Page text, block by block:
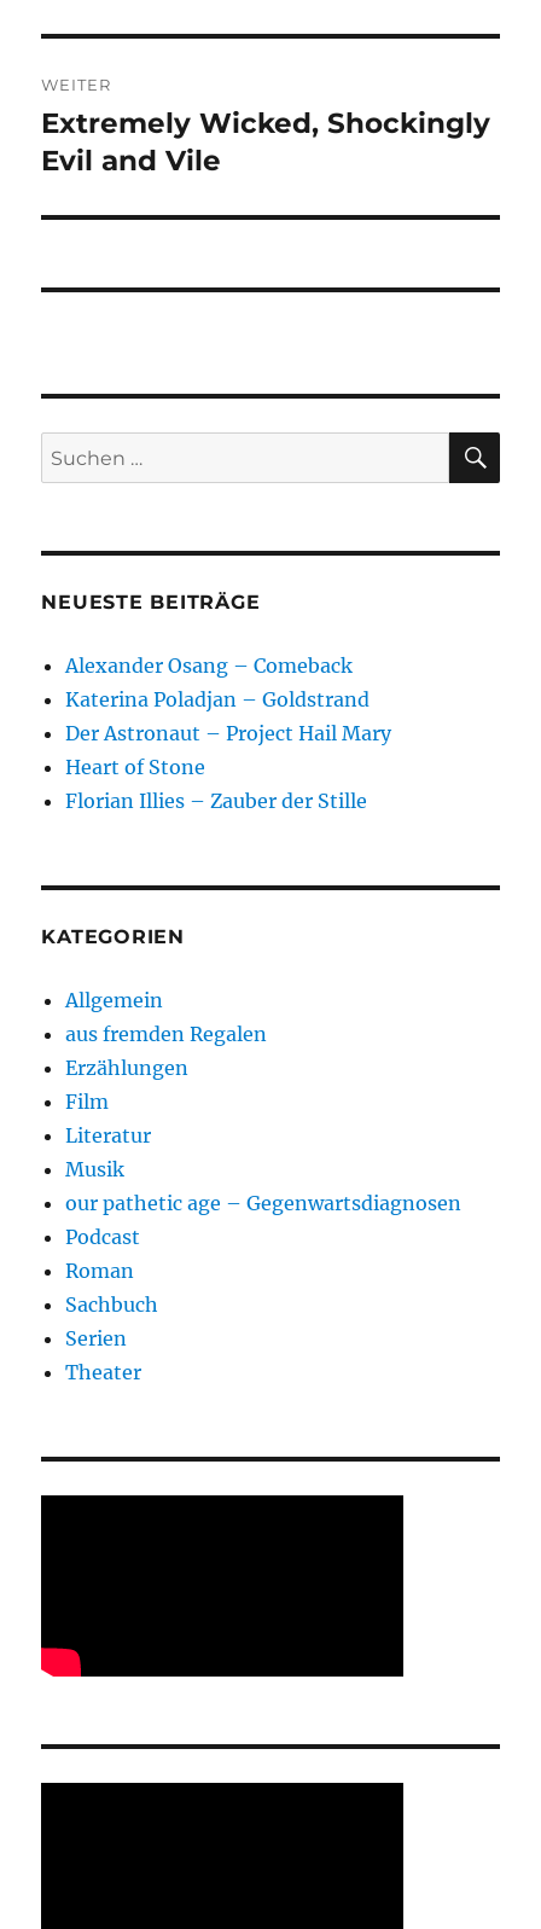
WEITER
Nächster
Beitrag:
Extremely Wicked, Shockingly
Evil and Vile
Suchen
nach:
NEUESTE BEITRÄGE
Alexander Osang – Comeback
Katerina Poladjan – Goldstrand
Der Astronaut – Project Hail Mary
Heart of Stone
Florian Illies – Zauber der Stille
KATEGORIEN
Allgemein
aus fremden Regalen
Erzählungen
Film
Literatur
Musik
our pathetic age – Gegenwartsdiagnosen
Podcast
Roman
Sachbuch
Serien
Theater